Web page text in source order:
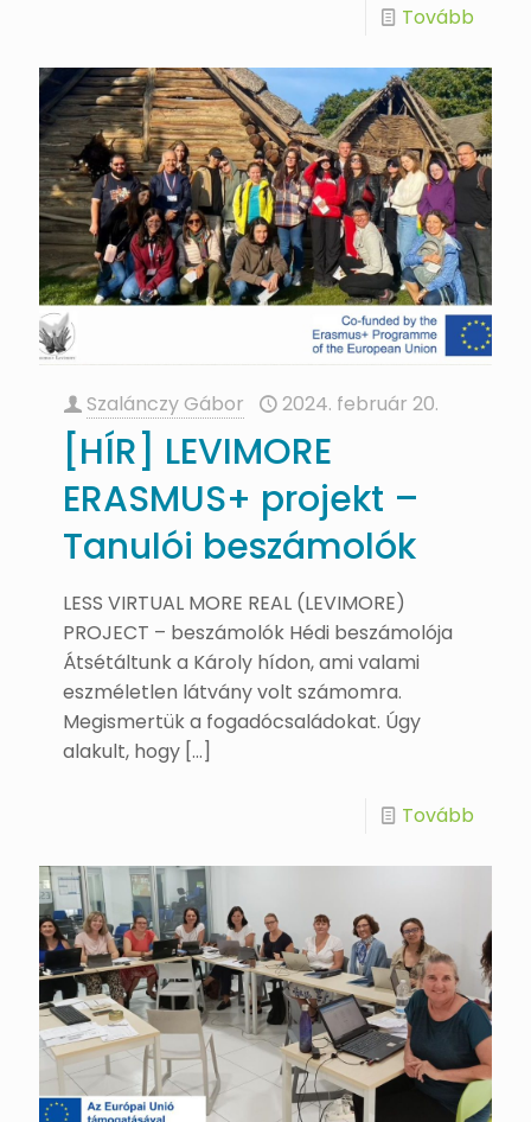
Tovább
Szalánczy Gábor 2024. február 20.
[HÍR] LEVIMORE
ERASMUS+ projekt –
Tanulói beszámolók
LESS VIRTUAL MORE REAL (LEVIMORE)
PROJECT – beszámolók Hédi beszámolója
Átsétáltunk a Károly hídon, ami valami
eszméletlen látvány volt számomra.
Megismertük a fogadócsaládokat. Úgy
alakult, hogy […]
Tovább